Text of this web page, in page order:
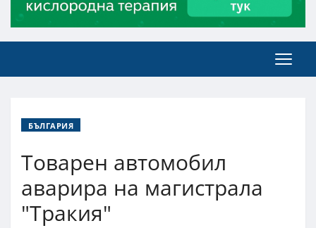
БЪЛГАРИЯ
Товарен автомобил
аварира на магистрала
"Тракия"